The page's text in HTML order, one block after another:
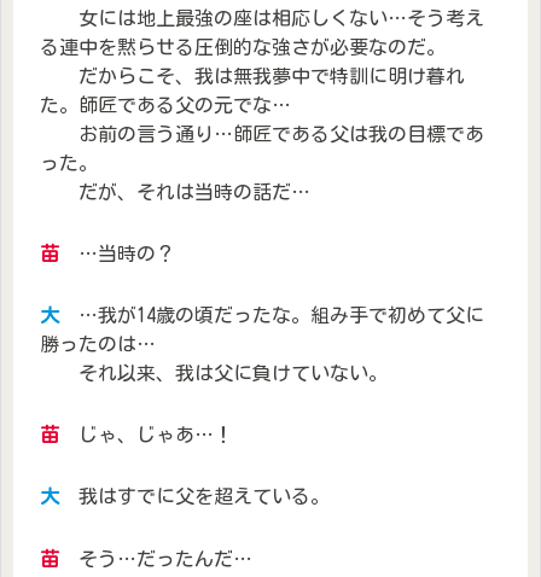
女には地上最強の座は相応しくない…そう考え
る連中を黙らせる圧倒的な強さが必要なのだ。
だからこそ、我は無我夢中で特訓に明け暮れ
た。師匠である父の元でな…
お前の言う通り…師匠である父は我の目標であ
った。
だが、それは当時の話だ…
苗 …当時の？
大…我が14歳の頃だったな。組み手で初めて父に
勝ったのは…
それ以来、我は父に負けていない。
苗 じゃ、じゃあ…！
大我はすでに父を超えている。
苗 そう…だったんだ…